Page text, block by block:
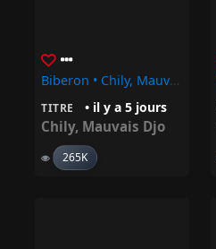
Biberon • Chily, Mauvais Djo
TITRE • il y a 5 jours
Chily, Mauvais Djo
265K